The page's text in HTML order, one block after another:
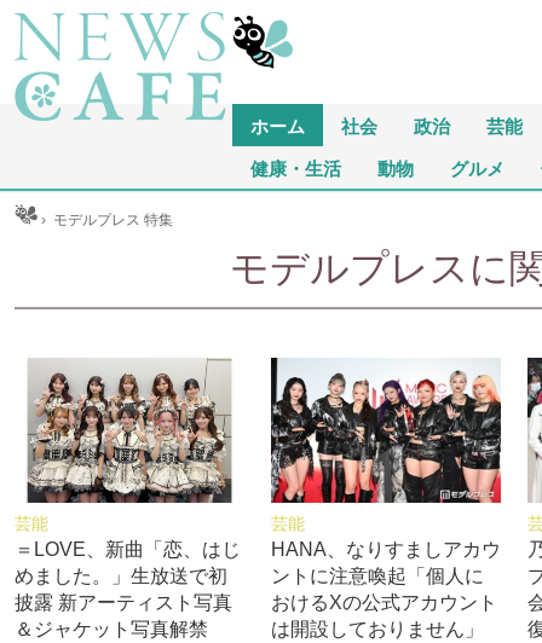
ホーム 社会 政治 芸能
健康・生活 動物 グルメ
› モデルプレス 特集
モデルプレスに
芸能
＝LOVE、新曲「恋、はじ
めました。」生放送で初
披露 新アーティスト写真
＆ジャケット写真解禁
芸能
HANA、なりすましアカウ
ントに注意喚起「個人に
おけるXの公式アカウント
は開設しておりません」